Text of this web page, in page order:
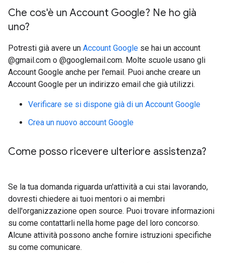
Che cos'è un Account Google? Ne ho già
uno?
Potresti già avere un Account Google se hai un account
@gmail.com o @googlemail.com. Molte scuole usano gli
Account Google anche per l'email. Puoi anche creare un
Account Google per un indirizzo email che già utilizzi.
Verificare se si dispone già di un Account Google
Crea un nuovo account Google
Come posso ricevere ulteriore assistenza?
Se la tua domanda riguarda un'attività a cui stai lavorando,
dovresti chiedere ai tuoi mentori o ai membri
dell'organizzazione open source. Puoi trovare informazioni
su come contattarli nella home page del loro concorso.
Alcune attività possono anche fornire istruzioni specifiche
su come comunicare.